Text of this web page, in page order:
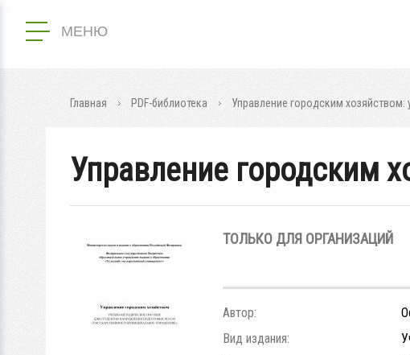
МЕНЮ
Главная PDF-библиотека Управление городским
Управление городским
ТОЛЬКО ДЛЯ ОРГАНИЗАЦИЙ
Автор:
Вид издания: